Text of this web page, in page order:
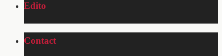
Edito
Contact